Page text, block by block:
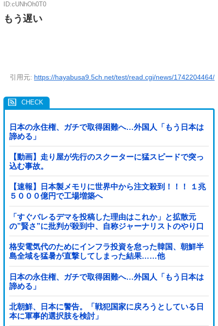
ID:cUNhOh0T0
もう遅い
引用元: https://hayabusa9.5ch.net/test/read.cgi/news/1742204464/
日本の永住権、ガチで取得困難へ…外国人「もう日本は
諦める」
【動画】走り屋が先行のスクーターに猛スピードで突っ
込む事故。
【速報】日本製メモリに世界中から注文殺到！！！ １兆
５０００億円で工場増築へ
「すぐバレるデマを投稿した理由はこれか」と拡散元
の”賢さ”に批判が殺到中、自称ジャーナリストのやり口
というのが……
格安電気代のためにインフラ投資を怠った韓国、朝鮮半
島全域を猛暑が直撃してしまった結果……他
日本の永住権、ガチで取得困難へ…外国人「もう日本は
諦める」
北朝鮮、日本に警告。「戦犯国家に戻ろうとしている日
本に軍事的選択肢を検討」